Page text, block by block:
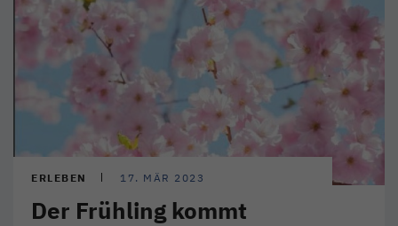
ERLEBEN 17. MÄR 2023
Der Frühling kommt